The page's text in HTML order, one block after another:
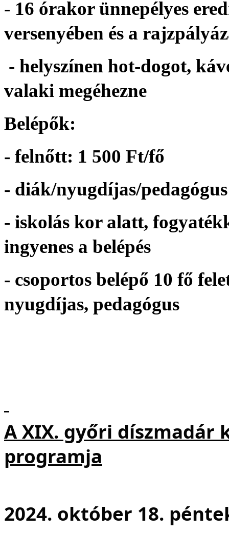
- 16 órakor ünnepélyes
versenyében és a
- helyszínen hot-dogot,
valaki megéhezne
Belépők:
- felnőtt: 1 500 Ft/fő
- diák/nyugdíjas/
- iskolás kor alatt,
ingyenes a belépés
- csoportos belépő 10 fő
nyugdíjas, pedagógus
A XIX. győri díszmadár
programja
2024. október 18.